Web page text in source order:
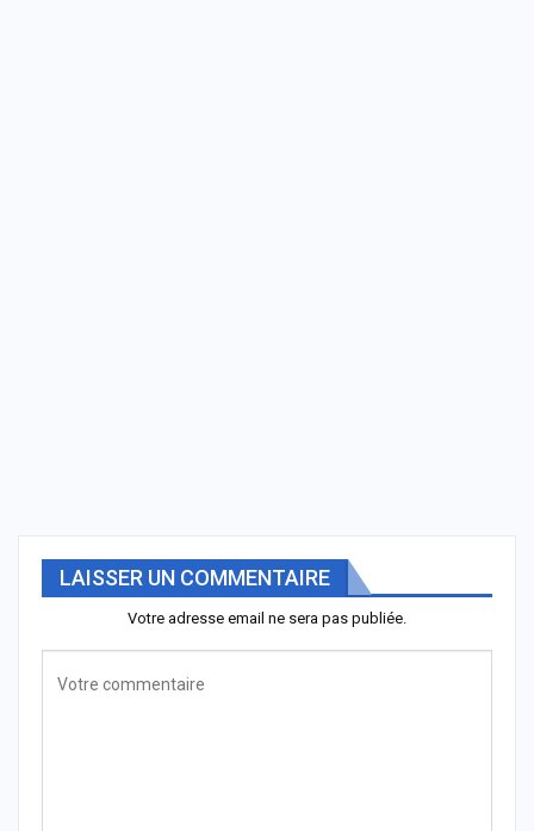
LAISSER UN COMMENTAIRE
Votre adresse email ne sera pas publiée.